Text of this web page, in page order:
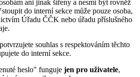
ani jinak šířeny a nesmí být rovněž
do interní sekce může pouze osoba,
Úřadu ČČK nebo úřadu příslušného
souhlas s respektováním těchto
do interní sekce.
heslo" funguje jen pro uživatele,